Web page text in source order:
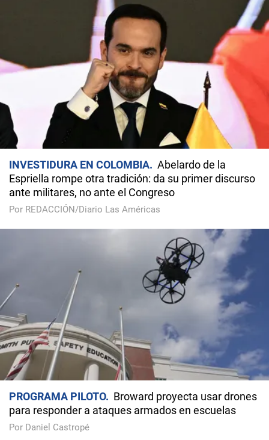
INVESTIDURA EN COLOMBIA
Abelardo de la
Espriella rompe otra tradición: da su primer discurso
ante militares, no ante el Congreso
Por REDACCIÓN/Diario Las Américas
PROGRAMA PILOTO
Broward proyecta usar drones
para responder a ataques armados en escuelas
Por Daniel Castropé